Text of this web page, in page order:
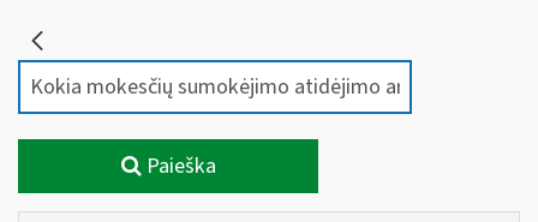
Paieška